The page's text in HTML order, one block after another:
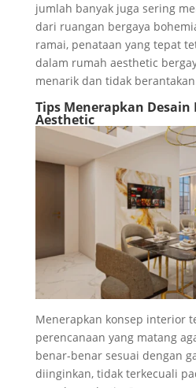
jumlah banyak juga sering
dari ruangan bergaya
ramai, penataan yang tepat
dalam rumah aesthetic
menarik dan tidak
Tips Menerapkan Desain
Aesthetic
Menerapkan konsep interior
perencanaan yang matang
benar-benar sesuai dengan
diinginkan, tidak terkecuali